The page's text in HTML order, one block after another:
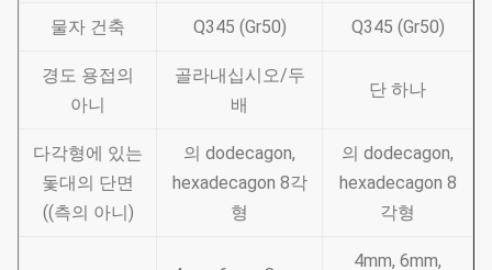
물자 건축 Q345 (Gr50) Q345 (Gr50)
경도 용접의
아니
골라내십시오/두
배
단 하나
다각형에 있는
돛대의 단면
((측의 아니)
의 dodecagon,
hexadecagon 8각
형
의 dodecagon,
hexadecagon 8
각형
4mm, 6mm,